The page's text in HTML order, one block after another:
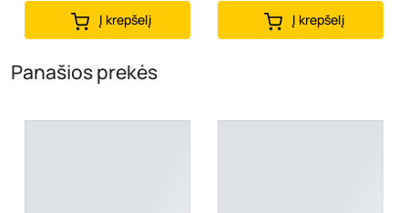
Į krepšelį Į krepšelį
Panašios prekės